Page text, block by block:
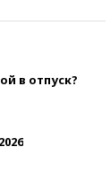
в отпуск?